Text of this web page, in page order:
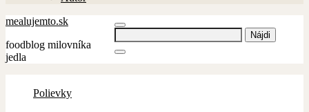
Hľadať:
mealujemto.sk
foodblog milovníka
jedla
Polievky